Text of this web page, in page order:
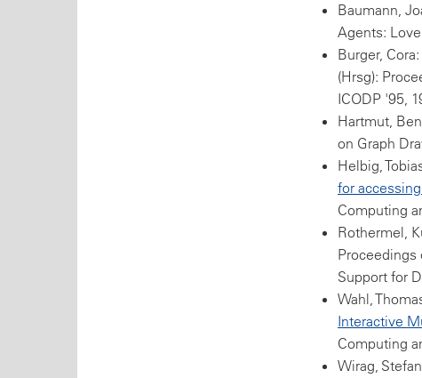
Baumann,
Agents:
Burger, Cora:
(Hrsg):
ICODP '95,
Hartmut,
on Graph
Helbig,
for
Computing
Rothermel,
Proceedings
Support for
Wahl,
Interactive
Computing
Wirag,